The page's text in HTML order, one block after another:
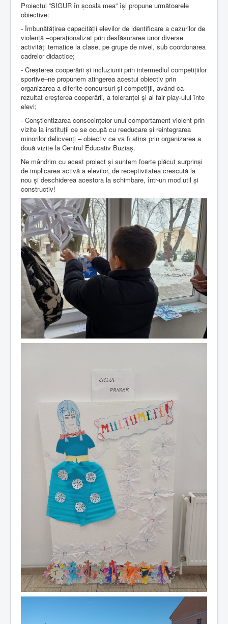
Proiectul ”SIGUR în școala mea” își propune următoarele
obiective:
- Îmbunătățirea capacității elevilor de identificare a cazurilor de
violență –operaționalizat prin desfășurarea unor diverse
activități tematice la clase, pe grupe de nivel, sub coordonarea
cadrelor didactice;
- Creșterea cooperării și incluziunii prin intermediul competițiilor
sportive–ne propunem atingerea acestui obiectiv prin
organizarea a diferite concursuri și competiții, având ca
rezultat creșterea cooperării, a toleranței și al fair play-ului înte
elevi;
- Conștientizarea consecințelor unui comportament violent prin
vizite la instituții ce se ocupă cu reeducare și reintegrarea
minorilor delicvenți – obiectiv ce va fi atins prin organizarea a
două vizite la Centrul Educativ Buziaș.
Ne mândrim cu acest proiect și suntem foarte plăcut surprinși
de implicarea activă a elevilor, de receptivitatea crescută la
nou și deschiderea acestora la schimbare, într-un mod util și
constructiv!